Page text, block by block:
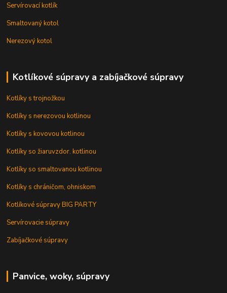
Servírovací kotlík
Smaltovaný kotol
Nerezový kotol
Kotlíkové súpravy a zabíjačkové súpravy
Kotlíky s trojnožkou
Kotlíky s nerezovou kotlinou
Kotlíky s kovovou kotlinou
Kotlíky so žiaruvzdor. kotlinou
Kotlíky so smaltovanou kotlinou
Kotlíky s chráničom, ohniskom
Kotlíkové súpravy BIG PARTY
Servírovacie súpravy
Zabíjačkové súpravy
Panvice, woky, súpravy